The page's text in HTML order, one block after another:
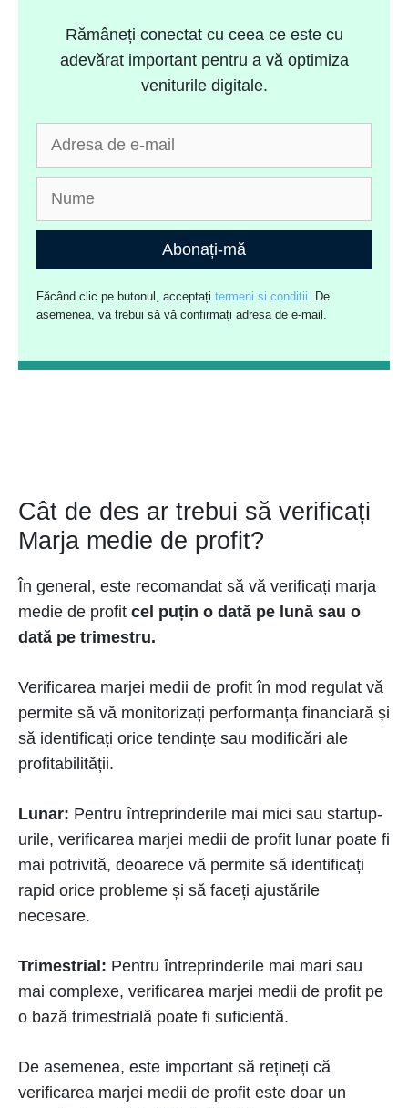
Rămâneți conectat cu ceea ce este cu
adevărat important pentru a vă optimiza
veniturile digitale.
Abonați-mă
Făcând clic pe butonul, acceptațitermeni si conditii. De
asemenea, va trebui să vă confirmați adresa de e-mail.
Cât de des ar trebui să verificați
Marja medie de profit?
În general, este recomandat să vă verificați marja
medie de profit cel puțin o dată pe lună sau o
dată pe trimestru.
Verificarea marjei medii de profit în mod regulat vă
permite să vă monitorizați performanța financiară și
să identificați orice tendințe sau modificări ale
profitabilității.
Lunar: Pentru întreprinderile mai mici sau startup-
urile, verificarea marjei medii de profit lunar poate fi
mai potrivită, deoarece vă permite să identificați
rapid orice probleme și să faceți ajustările
necesare.
Trimestrial: Pentru întreprinderile mai mari sau
mai complexe, verificarea marjei medii de profit pe
o bază trimestrială poate fi suficientă.
De asemenea, este important să rețineți că
verificarea marjei medii de profit este doar un